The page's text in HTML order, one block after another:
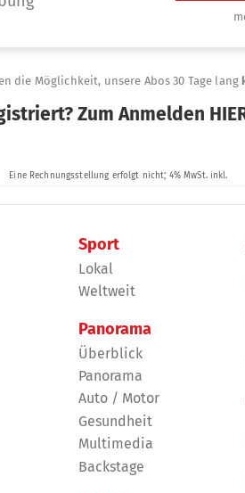
Sport
Lokal
Weltweit
Panorama
Überblick
Panorama
Auto / Motor
Gesundheit
Multimedia
Backstage